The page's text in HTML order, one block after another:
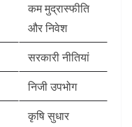
कम मुद्रास्फीति
और निवेश
सरकारी नीतियां
निजी उपभोग
कृषि सुधार